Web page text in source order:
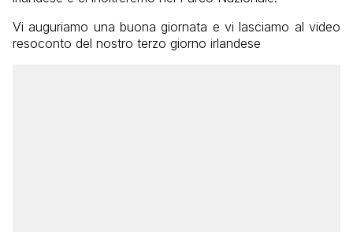
Vi auguriamo una buona giornata e vi lasciamo al video
resoconto del nostro terzo giorno irlandese